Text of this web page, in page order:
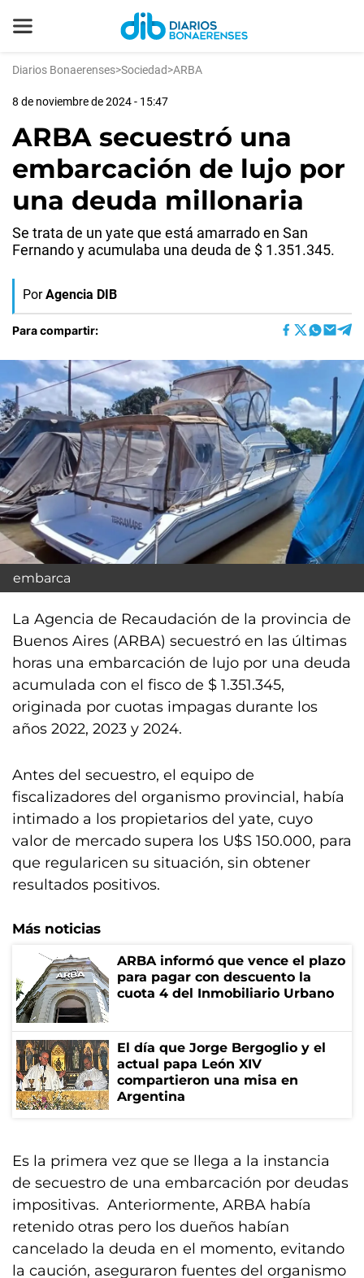
Diarios Bonaerenses>Sociedad>ARBA
8 de noviembre de 2024 - 15:47
ARBA secuestró una
embarcación de lujo por
una deuda millonaria
Se trata de un yate que está amarrado en San
Fernando y acumulaba una deuda de $ 1.351.345.
Por Agencia DIB
Para compartir:
embarca
La Agencia de Recaudación de la provincia de
Buenos Aires (ARBA) secuestró en las últimas
horas una embarcación de lujo por una deuda
acumulada con el fisco de $ 1.351.345,
originada por cuotas impagas durante los
años 2022, 2023 y 2024.
Antes del secuestro, el equipo de
fiscalizadores del organismo provincial, había
intimado a los propietarios del yate, cuyo
valor de mercado supera los U$S 150.000, para
que regularicen su situación, sin obtener
resultados positivos.
Más noticias
ARBA informó que vence el plazo
para pagar con descuento la
cuota 4 del Inmobiliario Urbano
El día que Jorge Bergoglio y el
actual papa León XIV
compartieron una misa en
Argentina
Es la primera vez que se llega a la instancia
de secuestro de una embarcación por deudas
impositivas. Anteriormente, ARBA había
retenido otras pero los dueños habían
cancelado la deuda en el momento, evitando
la caución, aseguraron fuentes del organismo